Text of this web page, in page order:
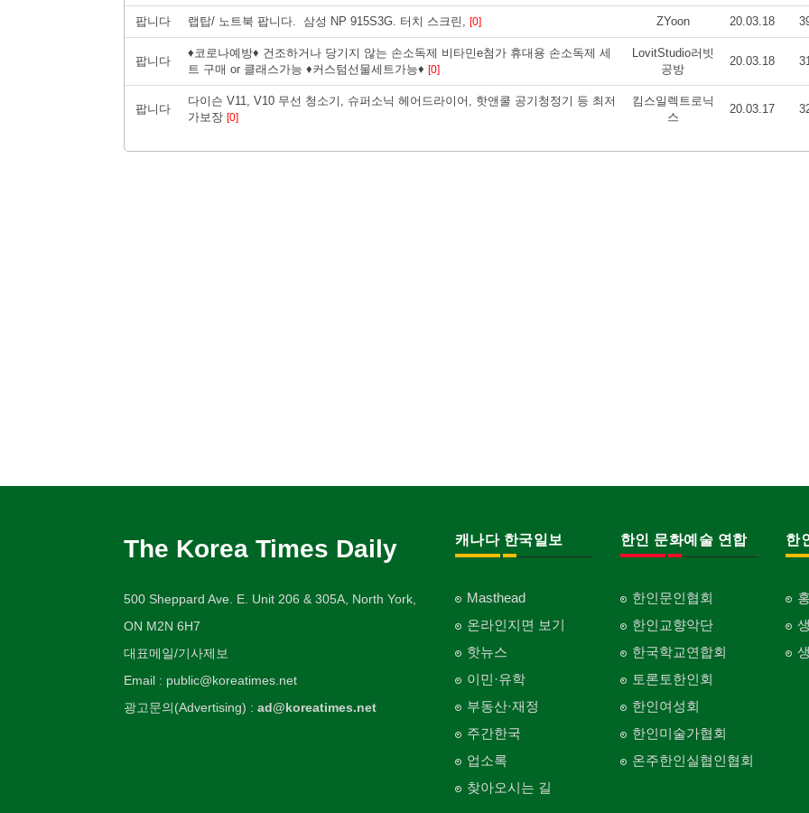
팝니다 랩탑/ 노트북 팝니다. 삼성 NP 915S3G. 터치 스크린, [0] ZYoon 20.03.18
팝니다
♦코로나예방♦ 건조하거나 당기지 않는 손소독제 비타민e첨가 휴대용 손소독제 세
트 구매 or 클래스가능 ♦커스텀선물세트가능♦ [0]
LovitStudio러빗
공방
20.03.18
팝니다
다이슨 V11, V10 무선 청소기, 슈퍼소닉 헤어드라이어, 핫앤쿨 공기청정기 등 최저
가보장 [0]
킴스일렉트로닉
스
20.03.17
The Korea Times Daily
500 Sheppard Ave. E. Unit 206 & 305A, North York,
ON M2N 6H7
대표메일/기사제보
Email : public@koreatimes.net
광고문의(Advertising) : ad@koreatimes.net
캐나다 한국일보
Masthead
온라인지면 보기
핫뉴스
이민·유학
부동산·재정
주간한국
업소록
찾아오시는 길
한인 문화예술 연합
한인문인협회
한인교향악단
한국학교연합회
토론토한인회
한인여성회
한인미술가협회
온주한인실협인협회
한